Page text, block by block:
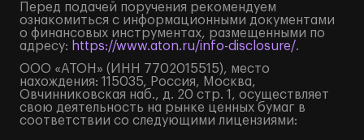
Перед подачей поручения рекомендуем
ознакомиться с информационными документами
о финансовых инструментах, размещенными по
адресу: https://www.aton.ru/info-disclosure/.
ООО «АТОН» (ИНН 7702015515), место
нахождения: 115035, Россия, Москва,
Овчинниковская наб., д. 20 стр. 1, осуществляет
свою деятельность на рынке ценных бумаг в
соответствии со следующими лицензиями: